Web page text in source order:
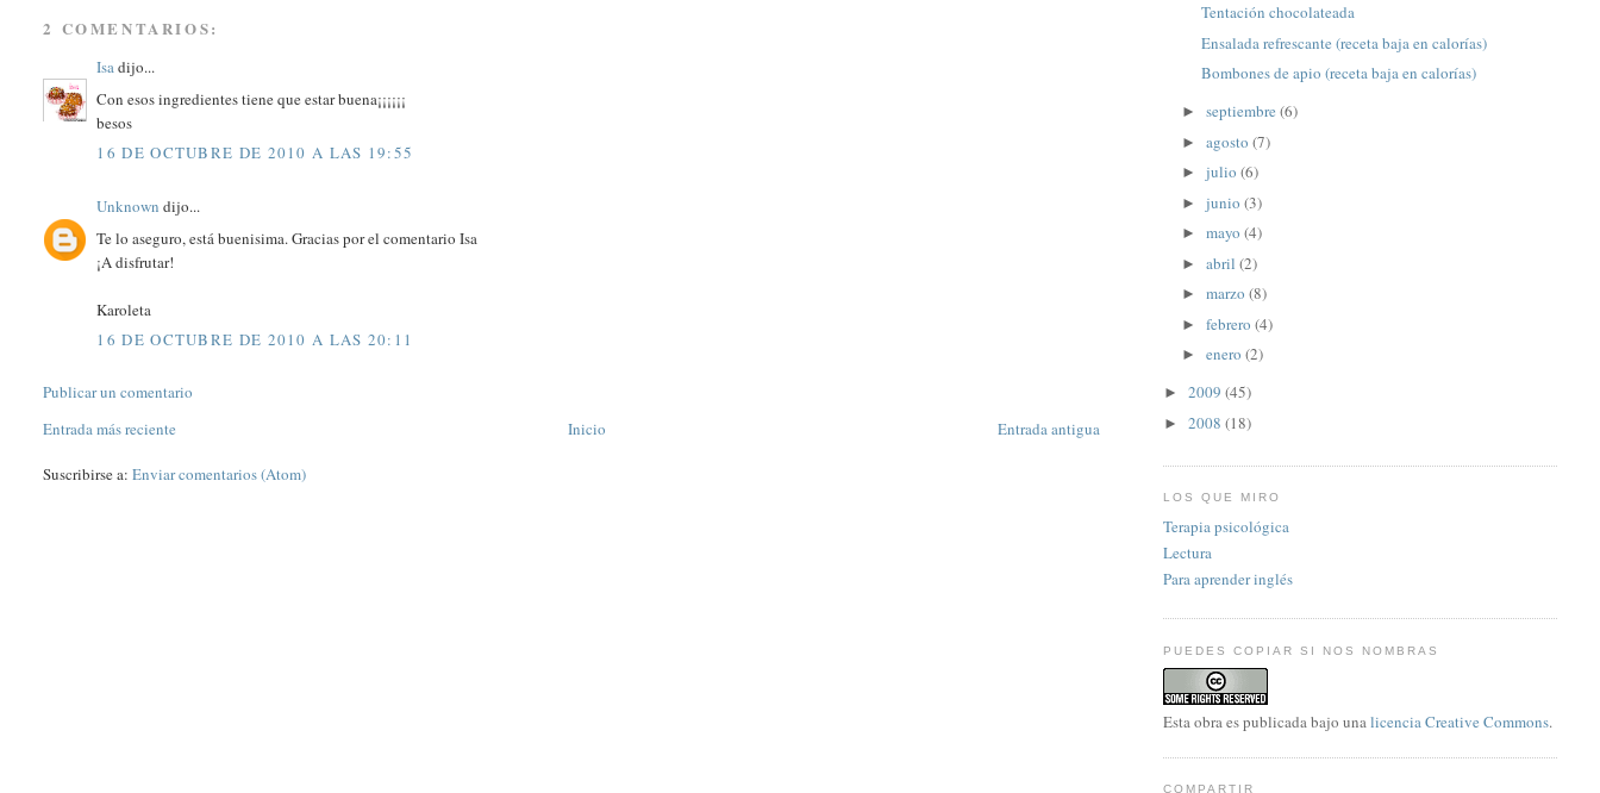
2 COMENTARIOS:
Isadijo...
Con esos ingredientes tiene que estar buena¡¡¡¡¡¡
besos
16 DE OCTUBRE DE 2010 A LAS 19:55
Unknown dijo...
Te lo aseguro, está buenisima. Gracias por el comentario Isa
¡A disfrutar!
Karoleta
16 DE OCTUBRE DE 2010 A LAS 20:11
Publicar un comentario
Entrada más reciente
Entrada antigua
Inicio
Suscribirse a:Enviar comentarios (Atom)
Tentación chocolateada
Ensalada refrescante (receta baja en calorías)
Bombones de apio (receta baja en calorías)
►septiembre(6)
►agosto(7)
►julio(6)
►junio(3)
►mayo(4)
►abril(2)
►marzo(8)
►febrero(4)
►enero(2)
► 2009 (45)
► 2008 (18)
LOS QUE MIRO
Terapia psicológica
Lectura
Para aprender inglés
PUEDES COPIAR SI NOS NOMBRAS
Estaobraes publicada bajo unalicencia Creative Commons.
COMPARTIR